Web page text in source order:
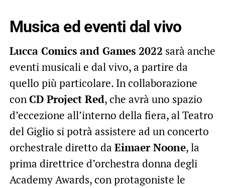
Musica ed eventi dal vivo
Lucca Comics and Games 2022 sarà anche
eventi musicali e dal vivo, a partire da
quello più particolare. In collaborazione
conCD Project Red, che avrà uno spazio
d’eccezione all’interno della fiera, al Teatro
del Giglio si potrà assistere ad un concerto
orchestrale diretto da Eimaer Noone, la
prima direttrice d’orchestra donna degli
Academy Awards, con protagoniste le